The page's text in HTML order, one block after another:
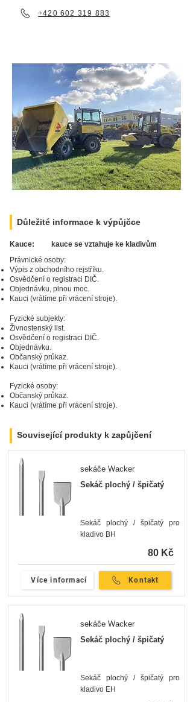
+420 602 319 883
Zarezervujte si produkt ještě dnes!
Důležité informace k výpůjčce
Kauce:
kauce se vztahuje ke kladivům
Právnické osoby:
Výpis z obchodního rejstříku.
Osvědčení o registraci DIČ.
Objednávku, plnou moc.
Kauci (vrátíme při vrácení stroje).
Fyzické subjekty:
Živnostenský list.
Osvědčení o registraci DIČ.
Objednávku.
Občanský průkaz.
Kauci (vrátíme při vrácení stroje).
Fyzické osoby:
Občanský průkaz.
Kauci (vrátíme při vrácení stroje).
Související produkty k zapůjčení
sekáče Wacker
Sekáč plochý / špičatý
Sekáč plochý / špičatý pro
kladivo BH
80 Kč
Více informací Kontakt
sekáče Wacker
Sekáč plochý / špičatý
Sekáč plochý / špičatý pro
kladivo EH